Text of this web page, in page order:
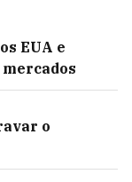
EUA e
o